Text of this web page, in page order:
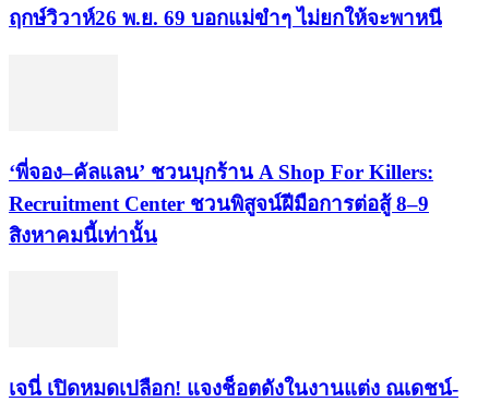
ฤกษ์วิวาห์26 พ.ย. 69 บอกแม่ขำๆ ไม่ยกให้จะพาหนี
‘พี่จอง–คัลแลน’ ชวนบุกร้าน A Shop For Killers:
Recruitment Center ชวนพิสูจน์ฝีมือการต่อสู้ 8–9
สิงหาคมนี้เท่านั้น
เจนี่ เปิดหมดเปลือก! แจงช็อตดังในงานแต่ง ณเดชน์-